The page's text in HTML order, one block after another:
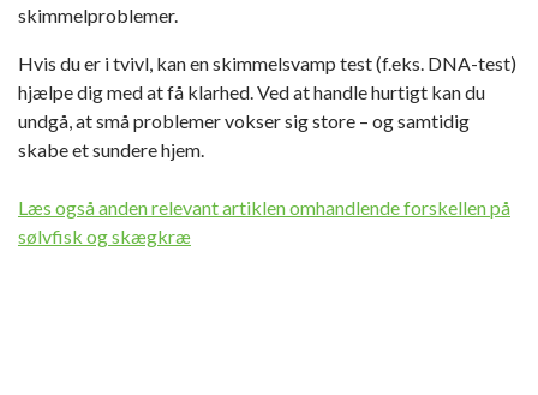
skimmelproblemer.
Hvis du er i tvivl, kan en skimmelsvamp test (f.eks. DNA-test)
hjælpe dig med at få klarhed. Ved at handle hurtigt kan du
undgå, at små problemer vokser sig store – og samtidig
skabe et sundere hjem.
Læs også anden relevant artiklen omhandlende forskellen på
sølvfisk og skægkræ